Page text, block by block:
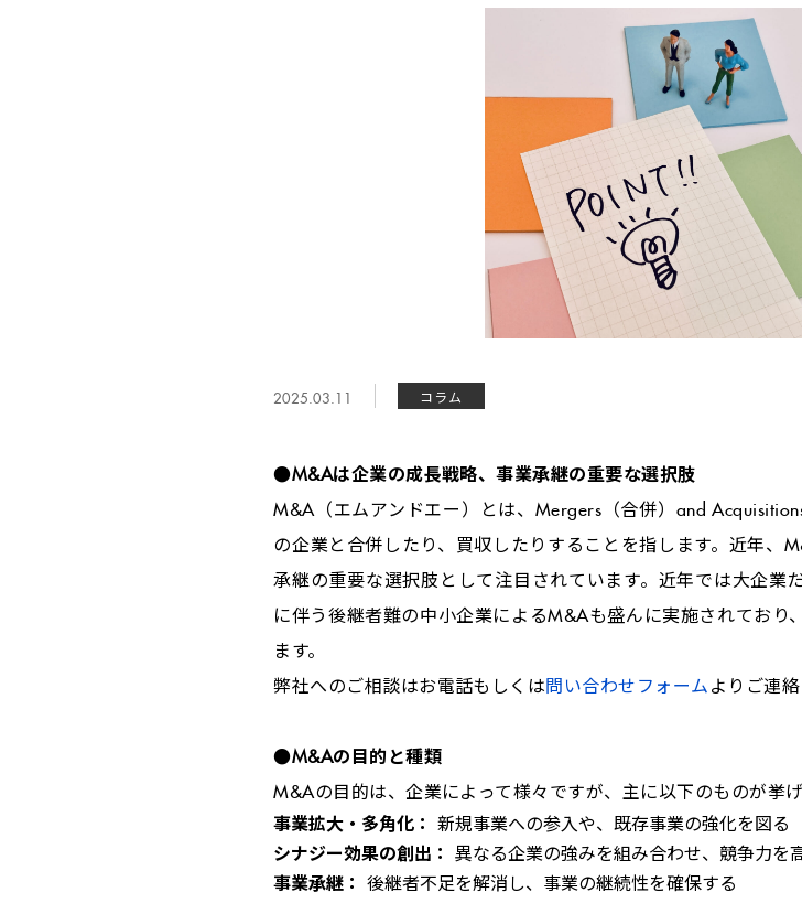
2025.03.11 コラム
●M&A は企業の成長戦略、事業承継の重要な選択肢
M&A （エムアンドエー）とは、 Mergers （合併） and
の企業と合併したり、買収したりすることを指します。近年、
承継の重要な選択肢として注目されています。近年では大企業
に伴う後継者難の中小企業による M&A も盛んに実施されており
ます。
弊社へのご相談はお電話もしくは 問い合わせフォーム よりご連
●M&A の目的と種類
M&A の目的は、企業によって様々ですが、主に以下のものが挙げ
事業拡大・多角化： 新規事業への参入や、既存事業の強化を図る
シナジー効果の創出： 異なる企業の強みを組み合わせ、競争力を
事業承継： 後継者不足を解消し、事業の継続性を確保する